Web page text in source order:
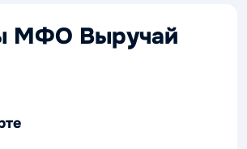
МФО Выручай